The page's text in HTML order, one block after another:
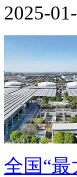
2025-
全国“